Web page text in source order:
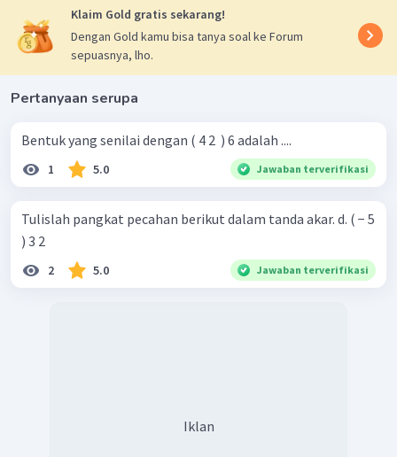
Klaim Gold gratis sekarang!
Dengan Gold kamu bisa tanya soal ke Forum
sepuasnya, lho.
Pertanyaan serupa
Bentuk yang senilai dengan ( 4 2 ​ ) 6 adalah ....
1 5.0 Jawaban terverifikasi
Tulislah pangkat pecahan berikut dalam tanda akar. d. ( − 5
) 3 2 ​
2 5.0 Jawaban terverifikasi
Iklan